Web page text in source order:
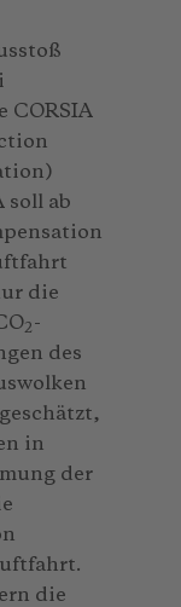
CORSIA
soll ab
die
2 -
des
in
der
die